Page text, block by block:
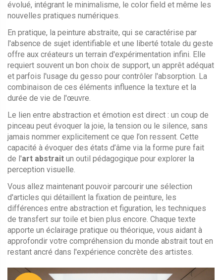
évolué, intégrant le minimalisme, le color field et même les
nouvelles pratiques numériques.
En pratique, la peinture abstraite, qui se caractérise par
l'absence de sujet identifiable et une liberté totale du geste
offre aux créateurs un terrain d'expérimentation infini. Elle
requiert souvent un bon choix de support, un apprêt adéquat
et parfois l'usage du gesso pour contrôler l'absorption. La
combinaison de ces éléments influence la texture et la
durée de vie de l'œuvre.
Le lien entre abstraction et émotion est direct : un coup de
pinceau peut évoquer la joie, la tension ou le silence, sans
jamais nommer explicitement ce que l’on ressent. Cette
capacité à évoquer des états d’âme via la forme pure fait
de l'art abstrait un outil pédagogique pour explorer la
perception visuelle.
Vous allez maintenant pouvoir parcourir une sélection
d'articles qui détaillent la fixation de peinture, les
différences entre abstraction et figuration, les techniques
de transfert sur toile et bien plus encore. Chaque texte
apporte un éclairage pratique ou théorique, vous aidant à
approfondir votre compréhension du monde abstrait tout en
restant ancré dans l'expérience concrète des artistes.